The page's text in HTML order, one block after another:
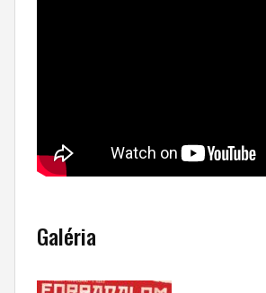
Galéria